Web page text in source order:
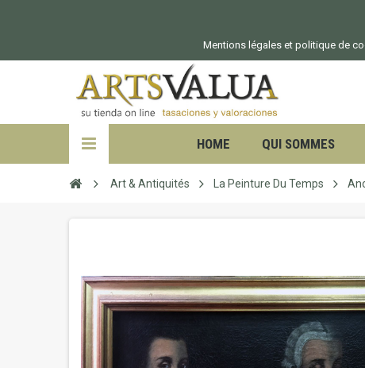
Mentions légales et politique de
HOME QUI SOMMES
Art & Antiquités La Peinture Du Temps